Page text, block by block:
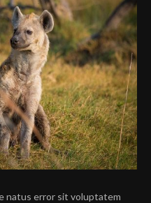
natus error sit voluptatem